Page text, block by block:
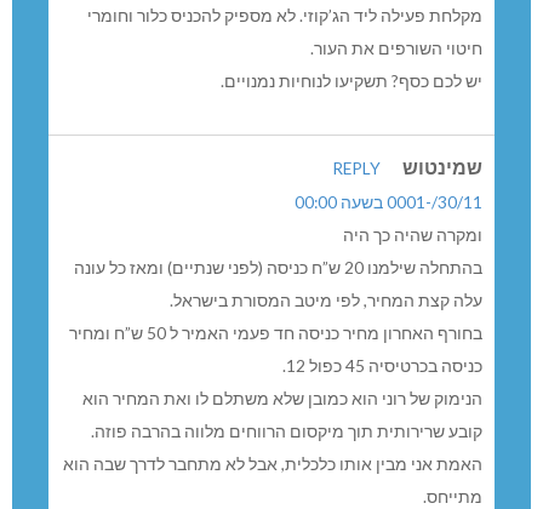
מקלחת פעילה ליד הג’קוזי. לא מספיק להכניס כלור וחומרי
חיטוי השורפים את העור.
יש לכם כסף? תשקיעו לנוחיות נמנויים.
שמינטוש
REPLY
30/11/-0001 בשעה 00:00
ומקרה שהיה כך היה
בהתחלה שילמנו 20 ש”ח כניסה (לפני שנתיים) ומאז כל עונה
עלה קצת המחיר, לפי מיטב המסורת בישראל.
בחורף האחרון מחיר כניסה חד פעמי האמיר ל 50 ש”ח ומחיר
כניסה בכרטיסיה 45 כפול 12.
הנימוק של רוני הוא כמובן שלא משתלם לו ואת המחיר הוא
קובע שרירותית תוך מיקסום הרווחים מלווה בהרבה פוזה.
האמת אני מבין אותו כלכלית, אבל לא מתחבר לדרך שבה הוא
מתייחס.